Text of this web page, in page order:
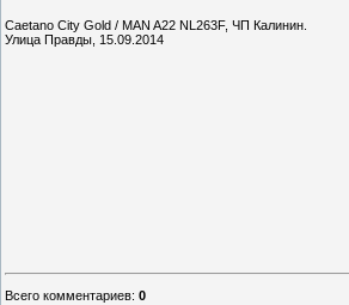
Caetano City Gold / MAN A22 NL263F, ЧП Калинин.
Улица Правды, 15.09.2014
Всего комментариев: 0